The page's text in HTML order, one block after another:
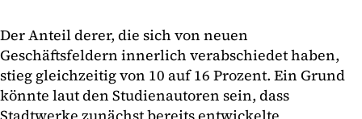
Der Anteil derer, die sich von neuen
Geschäftsfeldern innerlich verabschiedet haben,
stieg gleichzeitig von 10 auf 16 Prozent. Ein Grund
könnte laut den Studienautoren sein, dass